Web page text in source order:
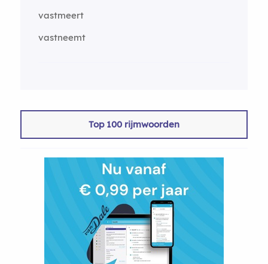
vastmeert
vastneemt
Top 100 rijmwoorden